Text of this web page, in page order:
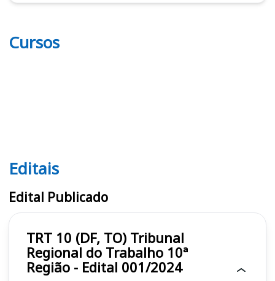
Cursos
Editais TRT 10 (DF, TO)
Editais
Edital Publicado
TRT 10 (DF, TO) Tribunal
Regional do Trabalho 10ª
Região - Edital 001/2024